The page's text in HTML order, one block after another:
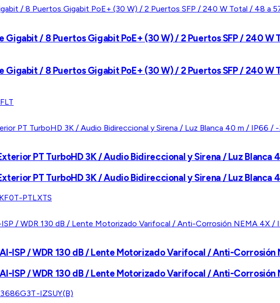
/ 8 Puertos Gigabit PoE+ (30 W) / 2 Puertos SFP / 240
/ 8 Puertos Gigabit PoE+ (30 W) / 2 Puertos SFP / 240
PT TurboHD 3K / Audio Bidireccional y Sirena / Luz Blanca
PT TurboHD 3K / Audio Bidireccional y Sirena / Luz Blanca
PTLXTS
ISP / WDR 130 dB / Lente Motorizado Varifocal / Anti-Corrosión
ISP / WDR 130 dB / Lente Motorizado Varifocal / Anti-Corrosión
IZSUY(B)